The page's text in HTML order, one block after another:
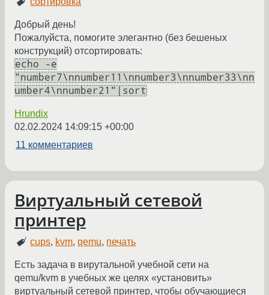
Добрый день!
Пожалуйста, помогите элегантно (без бешеных
конструкций) отсортировать:
echo -e
"number7\nnumber11\nnumber3\nnumber33\nn
umber4\nnumber21"|sort
Hrundix
02.02.2024 14:09:15 +00:00
11 комментариев
Виртуальный сетевой
принтер
cups, kvm,qemu, печать
Есть задача в вирутальной учебной сети на
qemu/kvm в учебных же целях «установить»
виртуальный сетевой принтер, чтобы обучающиеся